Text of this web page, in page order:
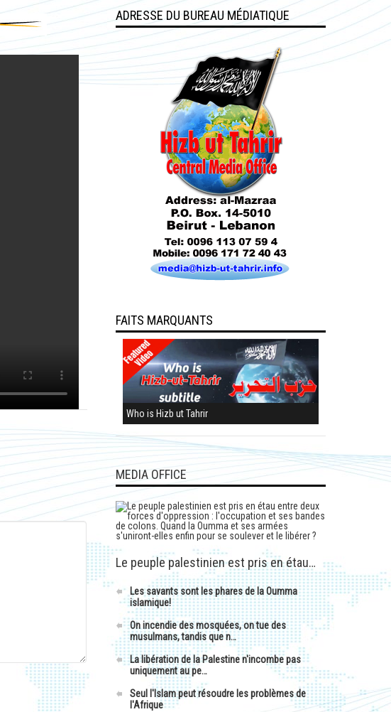
ADRESSE DU BUREAU MÉDIATIQUE
FAITS MARQUANTS
Who is Hizb ut Tahrir
MEDIA OFFICE
Le peuple palestinien est pris en étau…
Les savants sont les phares de la Oumma
islamique!
On incendie des mosquées, on tue des
musulmans, tandis que n…
La libération de la Palestine n'incombe pas
uniquement au pe…
Seul l'Islam peut résoudre les problèmes de
l'Afrique